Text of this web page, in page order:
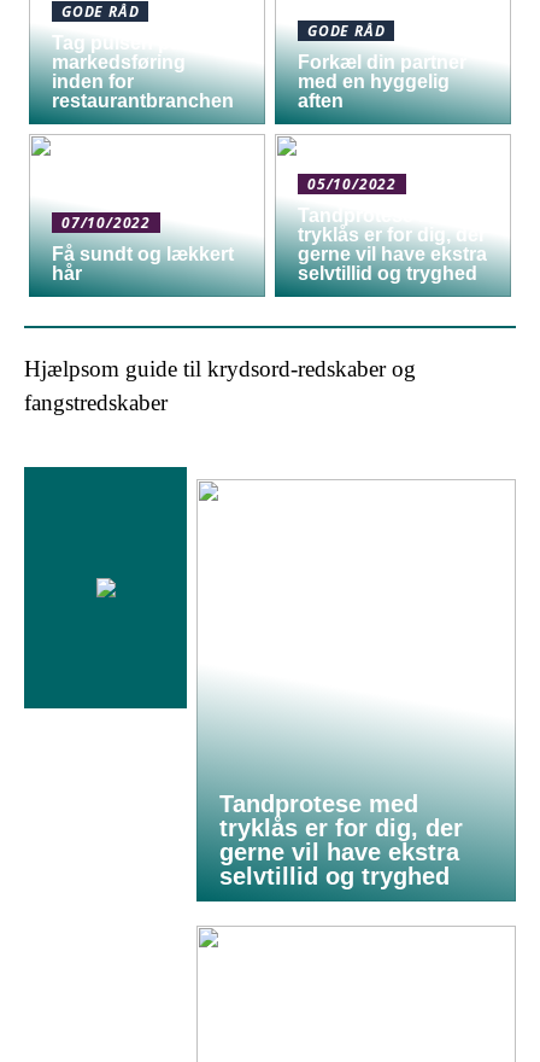
GODE RÅD
Tag pulsen på digital
markedsføring
inden for
restaurantbranchen
GODE RÅD
Forkæl din partner
med en hyggelig
aften
07/10/2022
Få sundt og lækkert
hår
05/10/2022
Tandprotese med
tryklås er for dig, der
gerne vil have ekstra
selvtillid og tryghed
Hjælpsom guide til krydsord-redskaber og
fangstredskaber
Tandprotese med
tryklås er for dig, der
gerne vil have ekstra
selvtillid og tryghed